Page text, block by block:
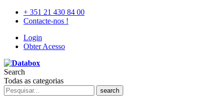
+ 351 21 430 84 00
Contacte-nos !
Login
Obter Acesso
Search
Todas as categorias
search